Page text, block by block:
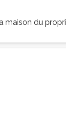
maison du